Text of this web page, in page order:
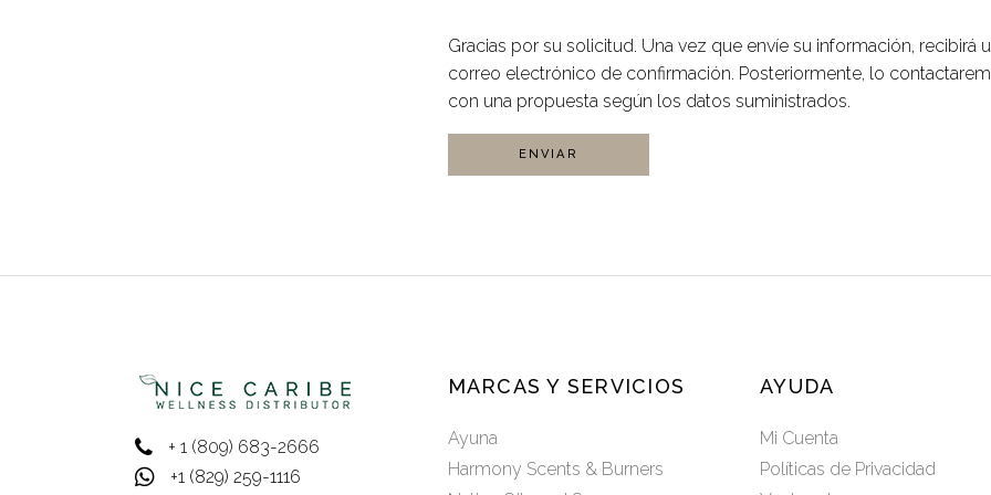
Gracias por su solicitud. Una vez que envíe su información, recibirá
correo electrónico de confirmación. Posteriormente, lo
con una propuesta según los datos suministrados.
ENVIAR
+ 1 (809) 683-2666
+1 (829) 259-1116
MARCAS Y SERVICIOS
Ayuna
Harmony Scents & Burners
AYUDA
Mi Cuenta
Políticas de Privacidad